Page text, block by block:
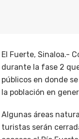
El Fuerte, Sinaloa.-
durante la fase 2
públicos en donde
la población en
Algunas áreas
turistas serán